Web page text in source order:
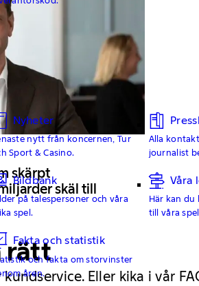
Nyheter
nytt från koncernen, Tur
Sport & Casino.
Alla
journalist
Bildbank
på talespersoner och våra
spel.
Våra
Här kan
till våra
Fakta och statistik
och fakta om storvinster
åren.
skärpt
skäl till
rätt
Eller kika i vår